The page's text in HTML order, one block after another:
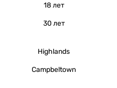
18 лет
30 лет
Highlands
Campbeltown